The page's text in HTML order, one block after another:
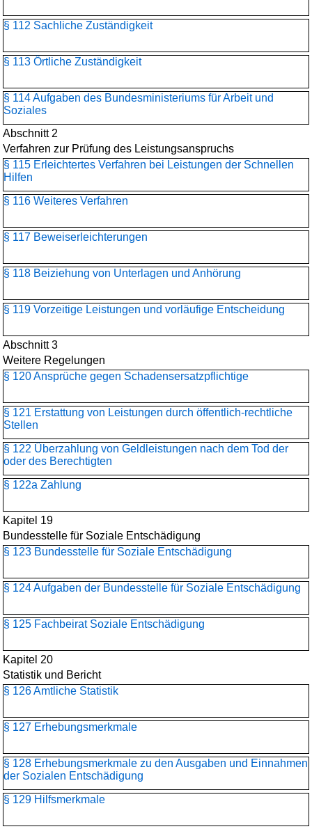
§ 112 Sachliche Zuständigkeit
§ 113 Örtliche Zuständigkeit
§ 114 Aufgaben des Bundesministeriums für Arbeit und
Soziales
Abschnitt 2
Verfahren zur Prüfung des Leistungsanspruchs
§ 115 Erleichtertes Verfahren bei Leistungen der Schnellen
Hilfen
§ 116 Weiteres Verfahren
§ 117 Beweiserleichterungen
§ 118 Beiziehung von Unterlagen und Anhörung
§ 119 Vorzeitige Leistungen und vorläufige Entscheidung
Abschnitt 3
Weitere Regelungen
§ 120 Ansprüche gegen Schadensersatzpflichtige
§ 121 Erstattung von Leistungen durch öffentlich-rechtliche
Stellen
§ 122 Überzahlung von Geldleistungen nach dem Tod der
oder des Berechtigten
§ 122a Zahlung
Kapitel 19
Bundesstelle für Soziale Entschädigung
§ 123 Bundesstelle für Soziale Entschädigung
§ 124 Aufgaben der Bundesstelle für Soziale Entschädigung
§ 125 Fachbeirat Soziale Entschädigung
Kapitel 20
Statistik und Bericht
§ 126 Amtliche Statistik
§ 127 Erhebungsmerkmale
§ 128 Erhebungsmerkmale zu den Ausgaben und Einnahmen
der Sozialen Entschädigung
§ 129 Hilfsmerkmale